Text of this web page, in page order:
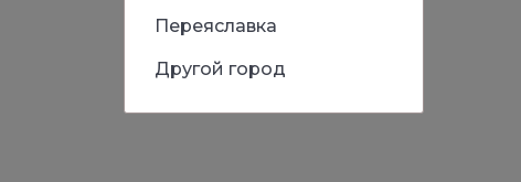
Переяславка
Другой город